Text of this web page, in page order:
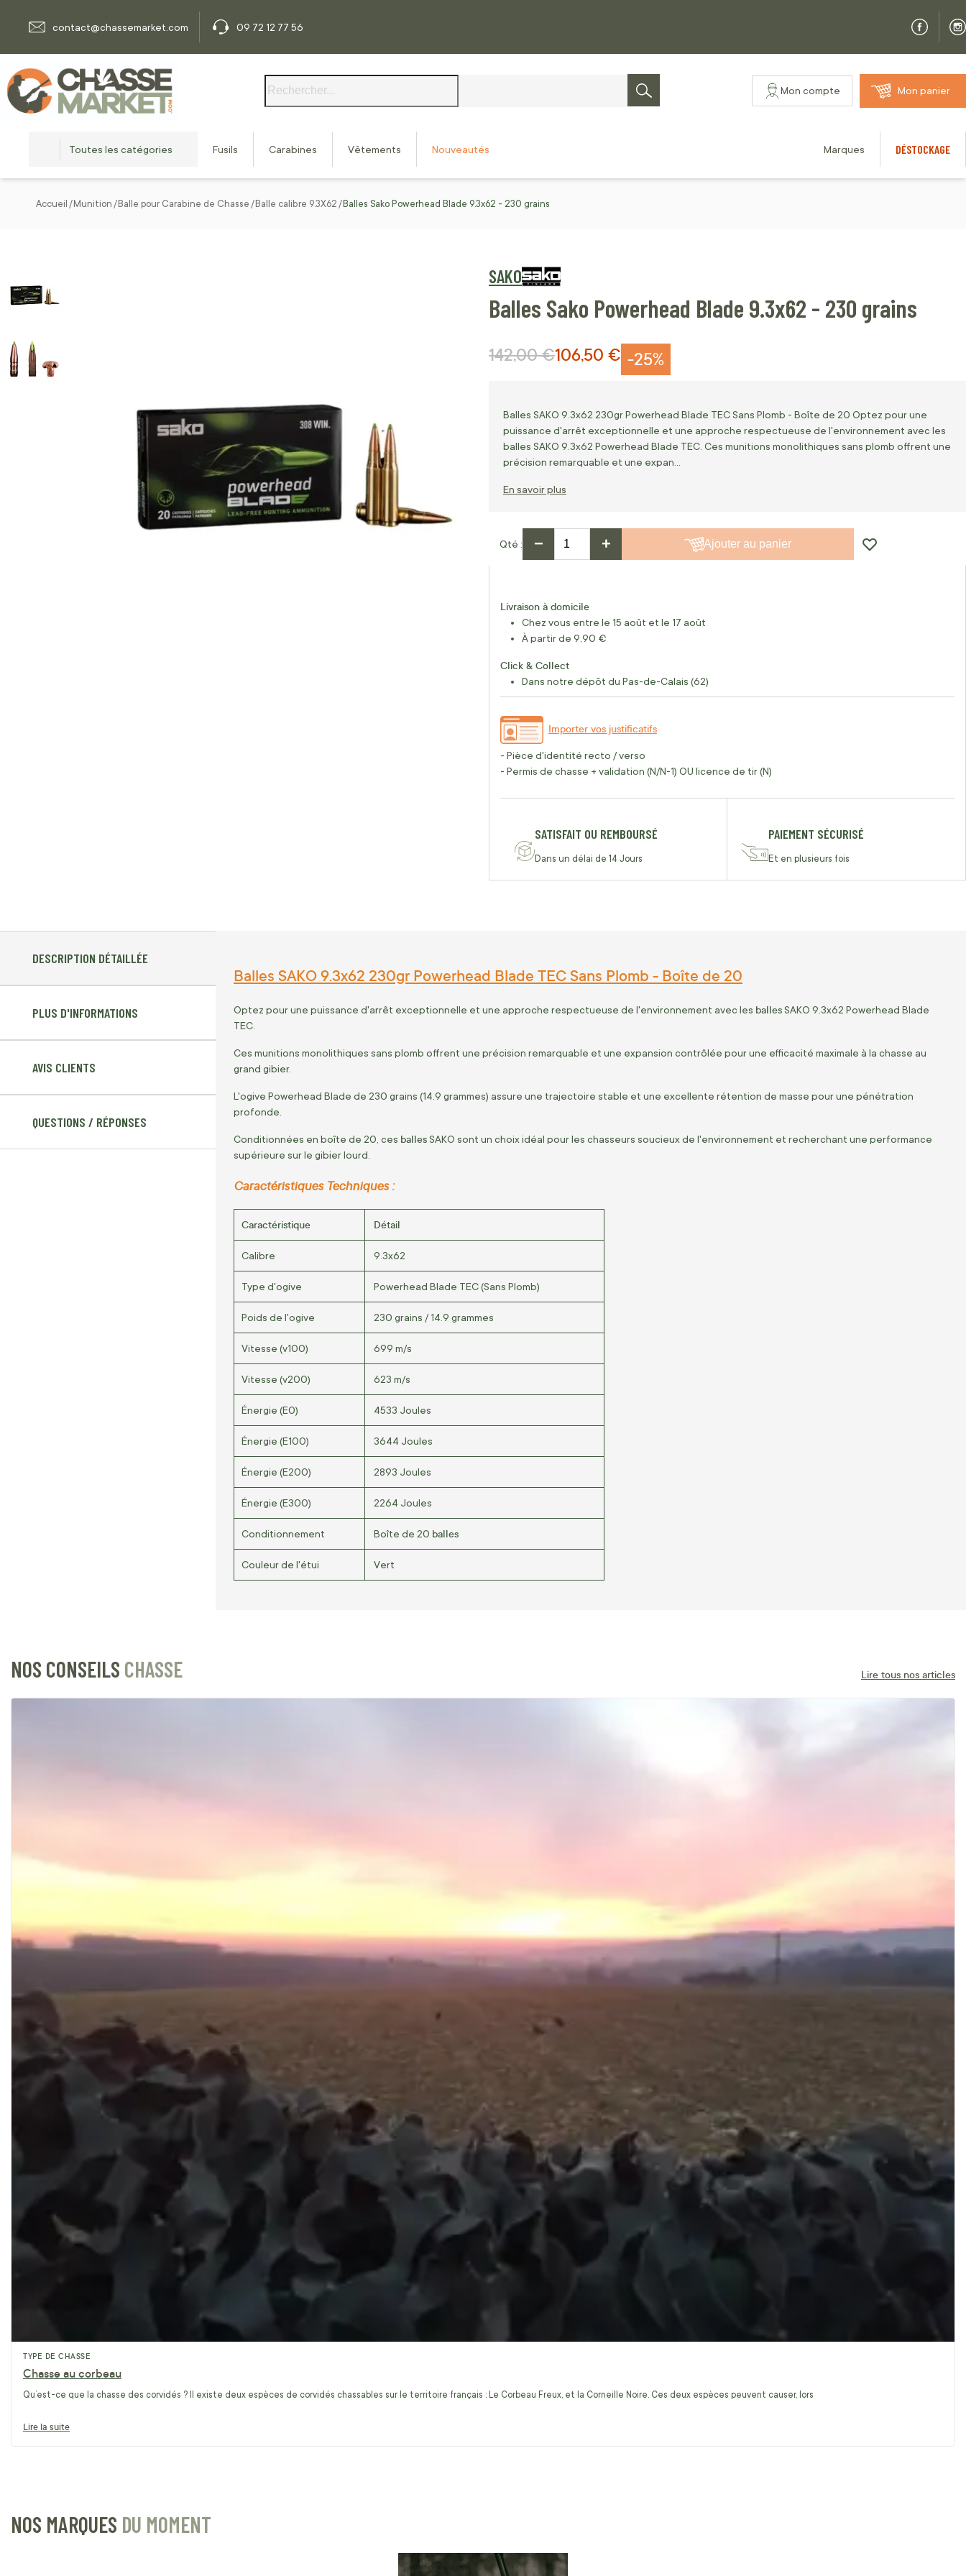
contact@chassemarket.com
09 72 12 77 56
Rechercher
Mon compte Mon panier
Toutes les catégories Fusils Carabines Vêtements Nouveautés Marques DÉSTOCKAGE
Accueil Munition Balle pour Carabine de Chasse Balle calibre 9.3X62 Balles Sako Powerhead Blade 9.3x62 - 230 grains
SAKO
Balles Sako Powerhead Blade 9.3x62 - 230 grains
-25%
Prix Spécial
106,50 €
Prix normal
142,00 €
Balles SAKO 9.3x62 230gr Powerhead Blade TEC Sans Plomb - Boîte de 20 Optez pour une
puissance d'arrêt exceptionnelle et une approche respectueuse de l'environnement avec les
balles SAKO 9.3x62 Powerhead Blade TEC. Ces munitions monolithiques sans plomb offrent une
précision remarquable et une expan…
En savoir plus
Qté − + Ajouter au panier
Livraison à domicile
Chez vous entre le 15 août et le 17 août
À partir de 9,90 €
Click & Collect
Dans notre dépôt du Pas-de-Calais (62)
Importer vos justificatifs
- Pièce d'identité recto / verso
- Permis de chasse + validation (N/N-1) OU licence de tir (N)
SATISFAIT OU REMBOURSÉ
Dans un délai de 14 Jours
PAIEMENT SÉCURISÉ
Et en plusieurs fois
DESCRIPTION DÉTAILLÉE
PLUS D'INFORMATIONS
AVIS CLIENTS
QUESTIONS / RÉPONSES
Balles SAKO 9.3x62 230gr Powerhead Blade TEC Sans Plomb - Boîte de 20
Optez pour une puissance d'arrêt exceptionnelle et une approche respectueuse de l'environnement avec les ballesSAKO 9.3x62 Powerhead Blade
TEC.
Ces munitions monolithiques sans plomb offrent une précision remarquable et une expansion contrôlée pour une efficacité maximale à la chasse au
grand gibier.
L'ogive Powerhead Blade de 230 grains (14.9 grammes) assure une trajectoire stable et une excellente rétention de masse pour une pénétration
profonde.
Conditionnées en boîte de 20, ces ballesSAKO sont un choix idéal pour les chasseurs soucieux de l'environnement et recherchant une performance
supérieure sur le gibier lourd.
Caractéristiques Techniques :
Caractéristique Détail
Calibre 9.3x62
Type d'ogive Powerhead Blade TEC (Sans Plomb)
Poids de l'ogive 230 grains / 14.9 grammes
Vitesse (v100) 699 m/s
Vitesse (v200) 623 m/s
Énergie (E0) 4533 Joules
Énergie (E100) 3644 Joules
Énergie (E200) 2893 Joules
Énergie (E300) 2264 Joules
Conditionnement Boîte de 20 balles
Couleur de l'étui Vert
NOS CONSEILS CHASSE Lire tous nos articles
TYPE DE CHASSE
Chasse au corbeau
Qu’est-ce que la chasse des corvidés ? Il existe deux espèces de corvidés chassables sur le territoire français : Le Corbeau Freux, et la Corneille Noire. Ces deux espèces peuvent causer, lors
Lire la suite
NOS MARQUES DU MOMENT